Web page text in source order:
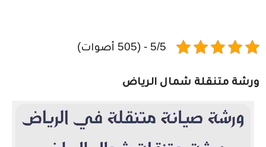
5/5 - (505 أصوات)
ورشة متنقلة شمال الرياض